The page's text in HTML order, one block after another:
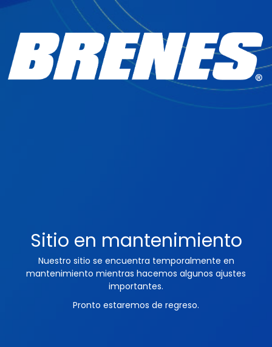
Sitio en mantenimiento
Nuestro sitio se encuentra temporalmente en
mantenimiento mientras hacemos algunos ajustes
importantes.
Pronto estaremos de regreso.